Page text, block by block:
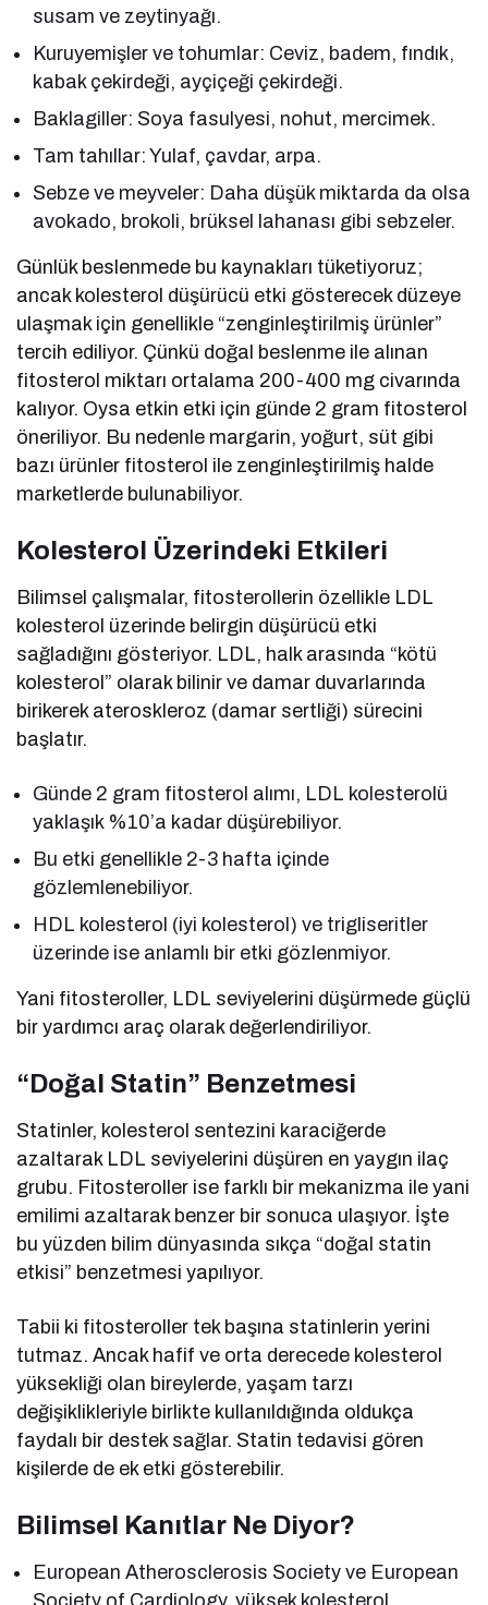
susam ve zeytinyağı.
Kuruyemişler ve tohumlar: Ceviz, badem, fındık,
kabak çekirdeği, ayçiçeği çekirdeği.
Baklagiller: Soya fasulyesi, nohut, mercimek.
Tam tahıllar: Yulaf, çavdar, arpa.
Sebze ve meyveler: Daha düşük miktarda da olsa
avokado, brokoli, brüksel lahanası gibi sebzeler.
Günlük beslenmede bu kaynakları tüketiyoruz;
ancak kolesterol düşürücü etki gösterecek düzeye
ulaşmak için genellikle “zenginleştirilmiş ürünler”
tercih ediliyor. Çünkü doğal beslenme ile alınan
fitosterol miktarı ortalama 200-400 mg civarında
kalıyor. Oysa etkin etki için günde 2 gram fitosterol
öneriliyor. Bu nedenle margarin, yoğurt, süt gibi
bazı ürünler fitosterol ile zenginleştirilmiş halde
marketlerde bulunabiliyor.
Kolesterol Üzerindeki Etkileri
Bilimsel çalışmalar, fitosterollerin özellikle LDL
kolesterol üzerinde belirgin düşürücü etki
sağladığını gösteriyor. LDL, halk arasında “kötü
kolesterol” olarak bilinir ve damar duvarlarında
birikerek ateroskleroz (damar sertliği) sürecini
başlatır.
Günde 2 gram fitosterol alımı, LDL kolesterolü
yaklaşık %10’a kadar düşürebiliyor.
Bu etki genellikle 2-3 hafta içinde
gözlemlenebiliyor.
HDL kolesterol (iyi kolesterol) ve trigliseritler
üzerinde ise anlamlı bir etki gözlenmiyor.
Yani fitosteroller, LDL seviyelerini düşürmede güçlü
bir yardımcı araç olarak değerlendiriliyor.
“Doğal Statin” Benzetmesi
Statinler, kolesterol sentezini karaciğerde
azaltarak LDL seviyelerini düşüren en yaygın ilaç
grubu. Fitosteroller ise farklı bir mekanizma ile yani
emilimi azaltarak benzer bir sonuca ulaşıyor. İşte
bu yüzden bilim dünyasında sıkça “doğal statin
etkisi” benzetmesi yapılıyor.
Tabii ki fitosteroller tek başına statinlerin yerini
tutmaz. Ancak hafif ve orta derecede kolesterol
yüksekliği olan bireylerde, yaşam tarzı
değişiklikleriyle birlikte kullanıldığında oldukça
faydalı bir destek sağlar. Statin tedavisi gören
kişilerde de ek etki gösterebilir.
Bilimsel Kanıtlar Ne Diyor?
European Atherosclerosis Society ve European
Society of Cardiology, yüksek kolesterol